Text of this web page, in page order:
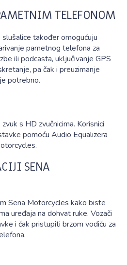
TELEFONOM
također omogućuju
pametnog telefona za
ili podcasta, uključivanje GPS
pa čak i preuzimanje
potrebno.
s HD zvučnicima. Korisnici
pomoću Audio Equalizera
SENA
Sena Motorcycles kako biste
uređaja na dohvat ruke. Vozači
i čak pristupiti brzom vodiču za